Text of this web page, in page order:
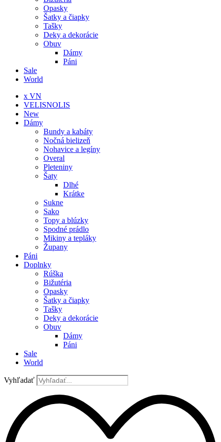
Opasky
Šatky a čiapky
Tašky
Deky a dekorácie
Obuv
Dámy
Páni
Sale
World
x VN
VELISNOLIS
New
Dámy
Bundy a kabáty
Nočná bielizeň
Nohavice a legíny
Overal
Pleteniny
Šaty
Dlhé
Krátke
Sukne
Sako
Topy a blúzky
Spodné prádlo
Mikiny a tepláky
Župany
Páni
Doplnky
Rúška
Bižutéria
Opasky
Šatky a čiapky
Tašky
Deky a dekorácie
Obuv
Dámy
Páni
Sale
World
Vyhľadať